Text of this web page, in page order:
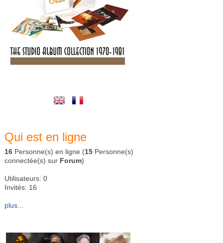
Qui est en ligne
16 Personne(s) en ligne (15 Personne(s)
connectée(s) sur Forum)
Utilisateurs: 0
Invités: 16
plus...